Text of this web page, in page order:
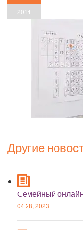
2014
Другие
Cемейный
04 28, 2023